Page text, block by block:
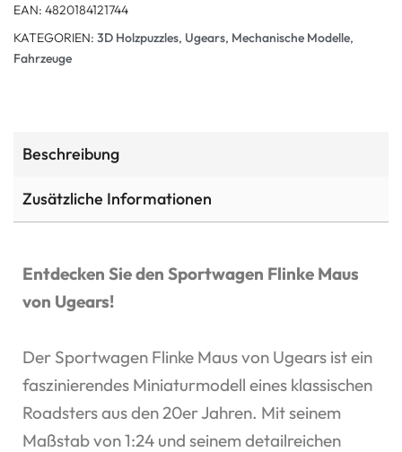
EAN: 4820184121744
KATEGORIEN: 3D Holzpuzzles, Ugears, Mechanische Modelle,
Fahrzeuge
Beschreibung
Zusätzliche Informationen
Entdecken Sie den Sportwagen Flinke Maus
von Ugears!
Der Sportwagen Flinke Maus von Ugears ist ein
faszinierendes Miniaturmodell eines klassischen
Roadsters aus den 20er Jahren. Mit seinem
Maßstab von 1:24 und seinem detailreichen